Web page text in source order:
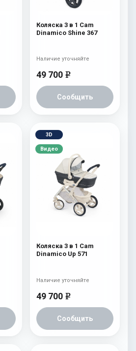
Коляска 3 в 1 Cam
Dinamico Shine 367
49 700 e
Сообщить
Наличие уточняйте
3D
Видео
Коляска 3 в 1 Cam
Dinamico Up 571
49 700 e
Сообщить
Наличие уточняйте